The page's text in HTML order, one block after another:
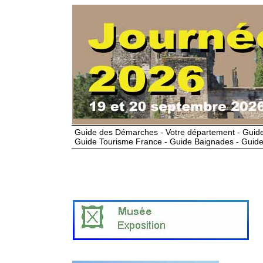
Guide des Démarches - Votre département -
Guide Tourisme France - Guide Baignades -